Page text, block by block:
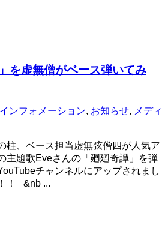
を虚無僧がベース弾いてみ
インフォメーション, お知らせ, メディ
柱、ベース担当虚無弦僧四が人気ア
主題歌Eveさんの「廻廻奇譚」を弾
チャンネルにアップされまし
！ &nb ...